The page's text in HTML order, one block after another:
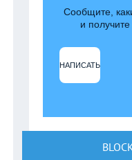
Сообщите,
и
НАПИСАТЬ